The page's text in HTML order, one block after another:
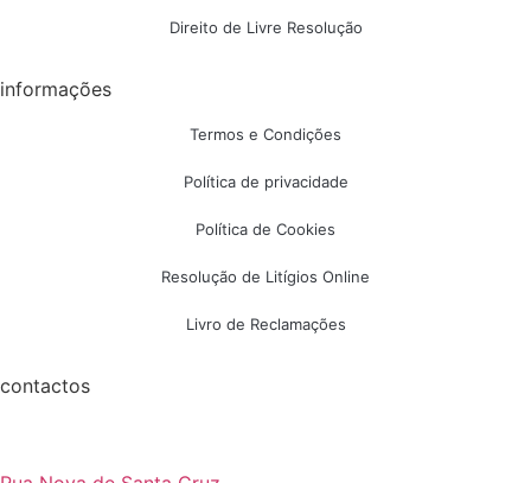
Direito de Livre Resolução
informações
Termos e Condições
Política de privacidade
Política de Cookies
Resolução de Litígios Online
Livro de Reclamações
contactos